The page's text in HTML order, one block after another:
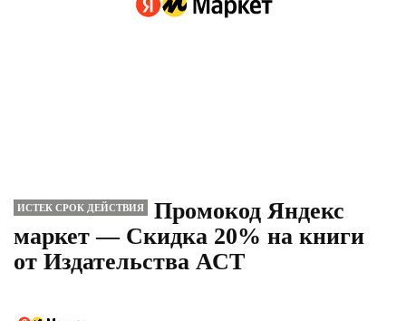
ИСТЕК СРОК ДЕЙСТВИЯ
Промокод Яндекс
маркет — Скидка 20% на книги
от Издательства АСТ